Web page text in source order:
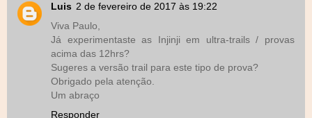
Luis 2 de fevereiro de 2017 às 19:22
Viva Paulo,
Já experimentaste as Injinji em ultra-trails / provas
acima das 12hrs?
Sugeres a versão trail para este tipo de prova?
Obrigado pela atenção.
Um abraço
Responder